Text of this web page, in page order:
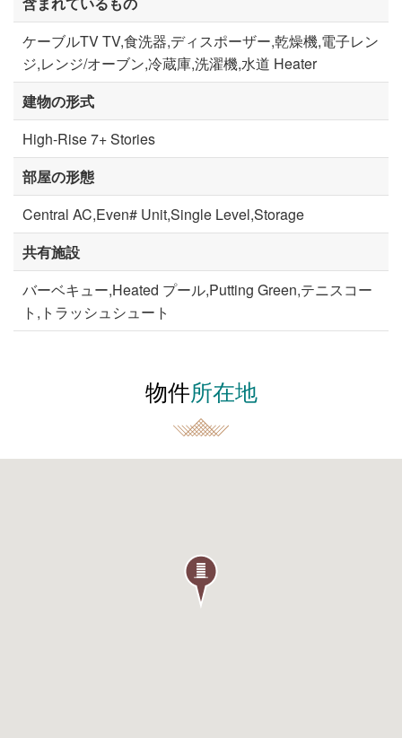
ケーブルTV TV,食洗器,ディスポーザー,乾燥機,電子レン
ジ,レンジ/オーブン,冷蔵庫,洗濯機,水道 Heater
建物の形式
High-Rise 7+ Stories
部屋の形態
Central AC,Even# Unit,Single Level,Storage
共有施設
バーベキュー,Heated プール,Putting Green,テニスコー
ト,トラッシュシュート
物件所在地